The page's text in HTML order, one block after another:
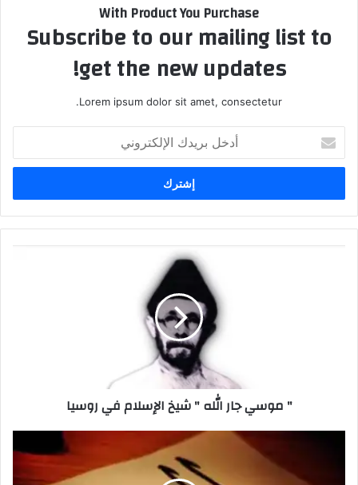
With Product You Purchase
Subscribe to our mailing list to
get the new updates!
Lorem ipsum dolor sit amet, consectetur.
بريدك
الإلكتروني
" موسي جار الله " شيخ الإسلام في روسيا